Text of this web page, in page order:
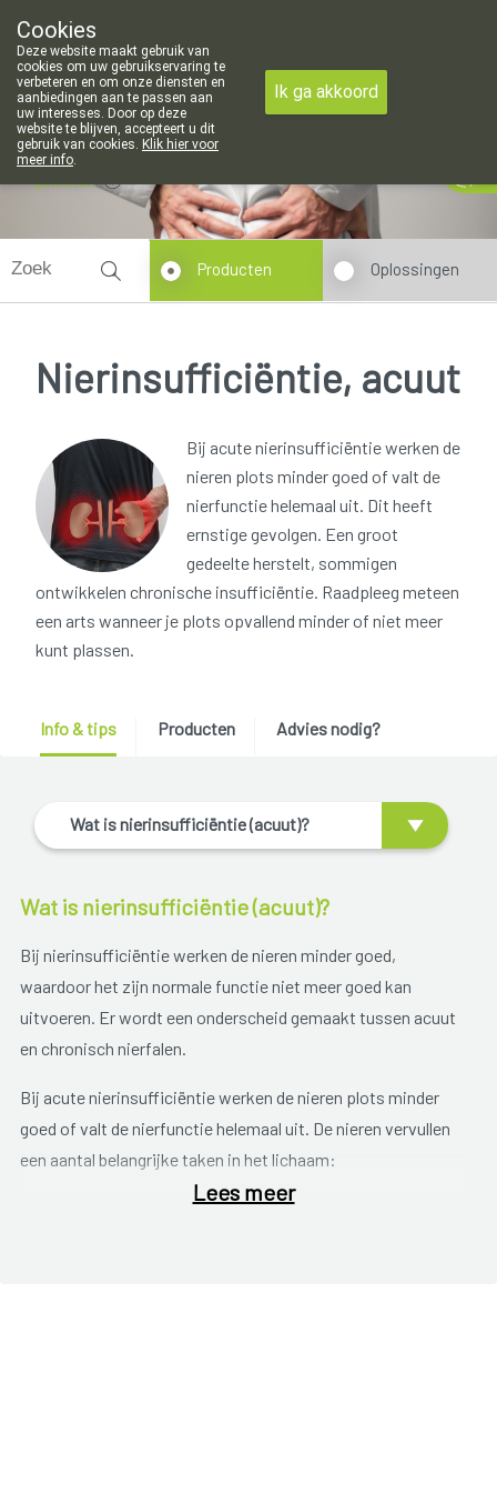
011/340400
gesloten
Producten Oplossingen
Nierinsufficiëntie, acuut
Bij acute nierinsufficiëntie werken de
nieren plots minder goed of valt de
nierfunctie helemaal uit. Dit heeft
ernstige gevolgen. Een groot
gedeelte herstelt, sommigen
ontwikkelen chronische insufficiëntie. Raadpleeg meteen
een arts wanneer je plots opvallend minder of niet meer
kunt plassen.
Info & tips Producten Advies nodig?
Wat is nierinsufficiëntie (acuut)?
Wat is nierinsufficiëntie (acuut)?
Bij nierinsufficiëntie werken de nieren minder goed,
waardoor het zijn normale functie niet meer goed kan
uitvoeren. Er wordt een onderscheid gemaakt tussen acuut
en chronisch nierfalen.
Bij acute nierinsufficiëntie werken de nieren plots minder
goed of valt de nierfunctie helemaal uit. De nieren vervullen
een aantal belangrijke taken in het lichaam:
het bloed zuiveren (tot 170 liter per dag);
Lees meer
Cookies
Deze website maakt gebruik van
cookies om uw gebruikservaring te
verbeteren en om onze diensten en
aanbiedingen aan te passen aan
uw interesses. Door op deze
website te blijven, accepteert u dit
gebruik van cookies. Klik hier voor
meer info.
Ik ga akkoord